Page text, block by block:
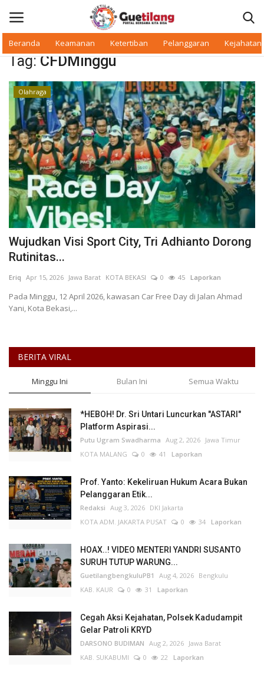
Beranda Keamanan Ketertiban Pelanggaran Kejahatan
Masuk
Beranda
Daerah
Makan Bergizi
Warkop Digital
Pelanggaran
Ketertiban
Keamanan
Kejahatan
Cybers Event
Pekerja Migran Indonesia
Ekonomi
Informasi Journalism
Kesehatan
Layanan Publik
Perempuan/Anak
Tag: CFDMinggu
Olahraga
Wujudkan Visi Sport City, Tri Adhianto Dorong
Rutinitas...
Eriq Apr 15, 2026 Jawa Barat KOTA BEKASI 0 45 Laporkan
Pada Minggu, 12 April 2026, kawasan Car Free Day di Jalan Ahmad
Yani, Kota Bekasi,...
BERITA VIRAL
Minggu Ini Bulan Ini Semua Waktu
*HEBOH! Dr. Sri Untari Luncurkan "ASTARI"
Platform Aspirasi...
Putu Ugram Swadharma Aug 2, 2026 Jawa Timur
KOTA MALANG
0 41 Laporkan
Prof. Yanto: Kekeliruan Hukum Acara Bukan
Pelanggaran Etik...
Redaksi Aug 3, 2026 DKI Jakarta
KOTA ADM. JAKARTA PUSAT
0 34 Laporkan
HOAX..! VIDEO MENTERI YANDRI SUSANTO
SURUH TUTUP WARUNG...
GuetilangbengkuluPB1 Aug 4, 2026 Bengkulu
KAB. KAUR
0 31 Laporkan
Cegah Aksi Kejahatan, Polsek Kadudampit
Gelar Patroli KRYD
DARSONO BUDIMAN Aug 2, 2026 Jawa Barat
KAB. SUKABUMI
0 22 Laporkan